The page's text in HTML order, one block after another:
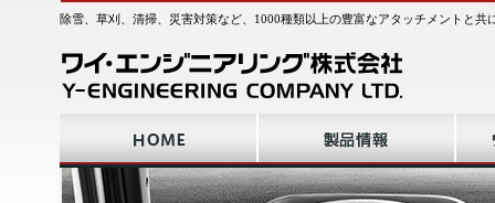
除雪、草刈、清掃、災害対策など、1000種類以上の豊富なアタッチメントと共